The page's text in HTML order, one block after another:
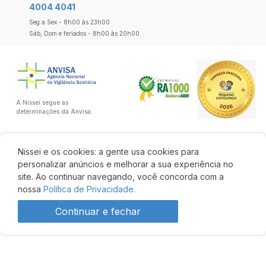
Nissei e os cookies: a gente usa cookies para
personalizar anúncios e melhorar a sua experiência no
site. Ao continuar navegando, você concorda com a
nossa Política de Privacidade.
Continuar e fechar
4004 4041
Seg a Sex - 8h00 às 23h00
Sáb, Dom e feriados - 8h00 às 20h00
A Nissei segue as
determinações da Anvisa.